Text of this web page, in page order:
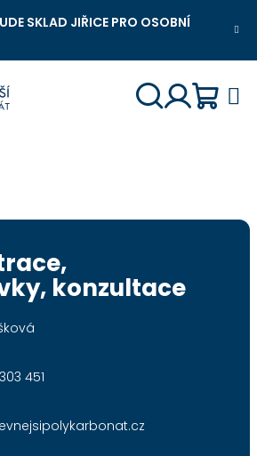
SKLAD JIŘICE PRO OSOBNÍ
konzultace
451
Polykarbonát Chat